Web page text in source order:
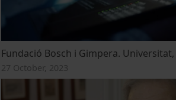
Fundació Bosch i Gimpera.
27 October, 2023